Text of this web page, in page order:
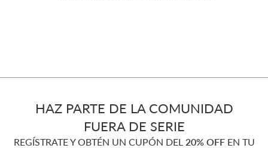
HAZ PARTE DE LA COMUNIDAD
FUERA DE SERIE
REGÍSTRATE Y OBTÉN UN CUPÓN DEL 20% OFFEN TU